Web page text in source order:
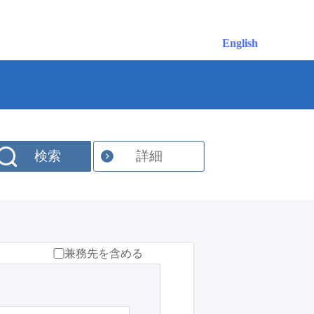
English
検索 詳細
兼務先を含める